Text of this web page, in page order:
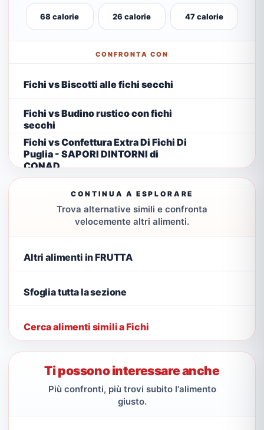
68 calorie 26 calorie 47 calorie
CONFRONTA CON
Fichi vs Biscotti alle fichi secchi
Fichi vs Budino rustico con fichi
secchi
Fichi vs Confettura Extra Di Fichi Di
Puglia - SAPORI DINTORNI di
CONAD
CONTINUA A ESPLORARE
Trova alternative simili e confronta
velocemente altri alimenti.
Altri alimenti in FRUTTA
Sfoglia tutta la sezione
Cerca alimenti simili a Fichi
Ti possono interessare anche
Più confronti, più trovi subito l'alimento
giusto.